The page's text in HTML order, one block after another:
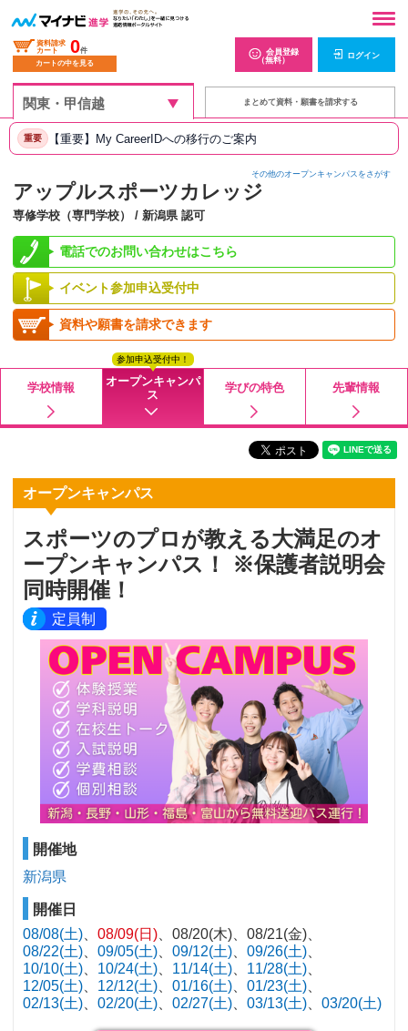
資料請求
カート
0件
カートの中を見る
会員登録
（無料）
ログイン
まとめて資料・願書を請求する
重要 【重要】My CareerIDへの移行のご案内
その他のオープンキャンパスをさがす
アップルスポーツカレッジ
専修学校（専門学校） / 新潟県 認可
電話でのお問い合わせはこちら
イベント参加申込受付中
資料や願書を請求できます
学校情報
オープンキャンパ
ス
参加申込受付中！
学びの特色 先輩情報
オープンキャンパス
スポーツのプロが教える大満足のオ
ープンキャンパス！ ※保護者説明会
同時開催！
定員制
開催地
新潟県
開催日
08/08(土)
08/09(日) 08/20(木)
08/21(金)
08/22(土)
09/05(土) 09/12(土)
09/26(土)
10/10(土)
10/24(土) 11/14(土)
11/28(土)
12/05(土)
12/12(土) 01/16(土)
01/23(土)
02/13(土)
02/20(土) 02/27(土) 03/13(土) 03/20(土)